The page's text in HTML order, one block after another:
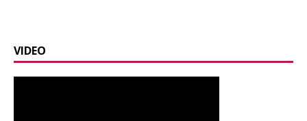
VIDEO